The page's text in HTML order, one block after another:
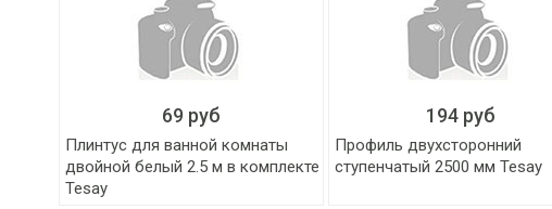
69 руб
Плинтус для ванной комнаты
двойной белый 2.5 м в комплекте
Tesay
194 руб
Профиль двухсторонний
ступенчатый 2500 мм Tesay